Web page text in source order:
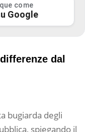
come
Google
dal
bugiarda degli
spiegando il